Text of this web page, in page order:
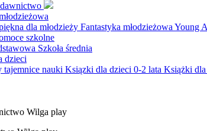
dla młodzieży Fantastyka młodzieżowa Young
szkolne
Szkoła średnia
dzieci
tajemnice nauki Ksiązki dla dzieci 0-2 lata Książki